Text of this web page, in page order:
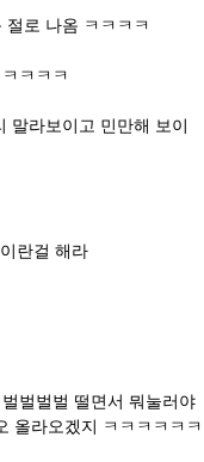
로 나옴 ㅋㅋㅋㅋ
ㅋㅋㅋ
말라보이고 민만해 보이
란걸 해라
벌벌벌 떨면서 뭐눌러야
올라오겠지 ㅋㅋㅋㅋㅋㅋ